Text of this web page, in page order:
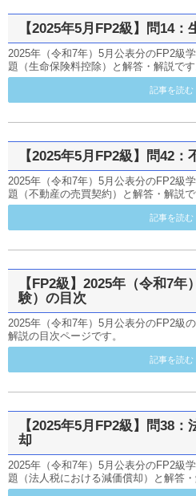
【2025年5月FP2級】問14
2025年（令和7年）5月公表分のFP2級
題（生命保険料控除）と解答・解説です
記事を読む
【2025年5月FP2級】問42
2025年（令和7年）5月公表分のFP2級
題（不動産の売買契約）と解答・解説で
記事を読む
【FP2級】2025年（令和7
験）の目次
2025年（令和7年）5月公表分のFP2級
解説の目次ページです。
記事を読む
【2025年5月FP2級】問38
却
2025年（令和7年）5月公表分のFP2級
題（法人税における減価償却）と解答・